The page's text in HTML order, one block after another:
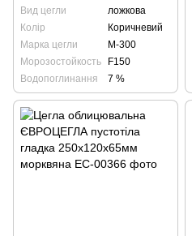
Вид цегли
ложкова
Колір
Коричневий
Марка цегли
М-300
Морозостойкость
F150
Водопоглинання
7 %